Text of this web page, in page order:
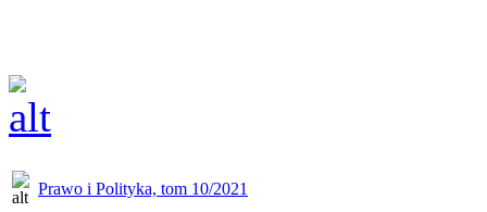
Prawo i Polityka, tom 10/2021